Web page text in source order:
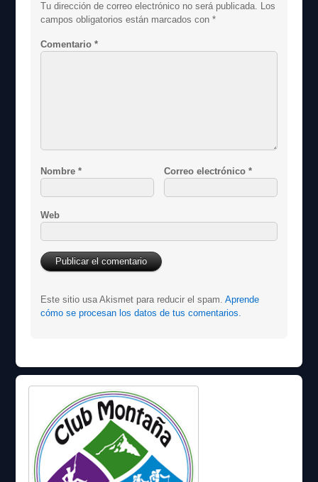
Tu dirección de correo electrónico no será publicada. Los
campos obligatorios están marcados con*
Comentario*
Nombre* Correo electrónico *
Web
Este sitio usa Akismet para reducir el spam.Aprende
cómo se procesan los datos de tus comentarios.